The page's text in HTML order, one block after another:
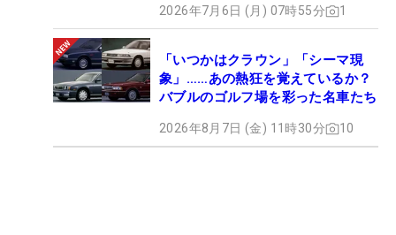
2026年7月6日 (月) 07時55分 1
「いつかはクラウン」「シーマ現
象」……あの熱狂を覚えているか？
バブルのゴルフ場を彩った名車たち
2026年8月7日 (金) 11時30分 10